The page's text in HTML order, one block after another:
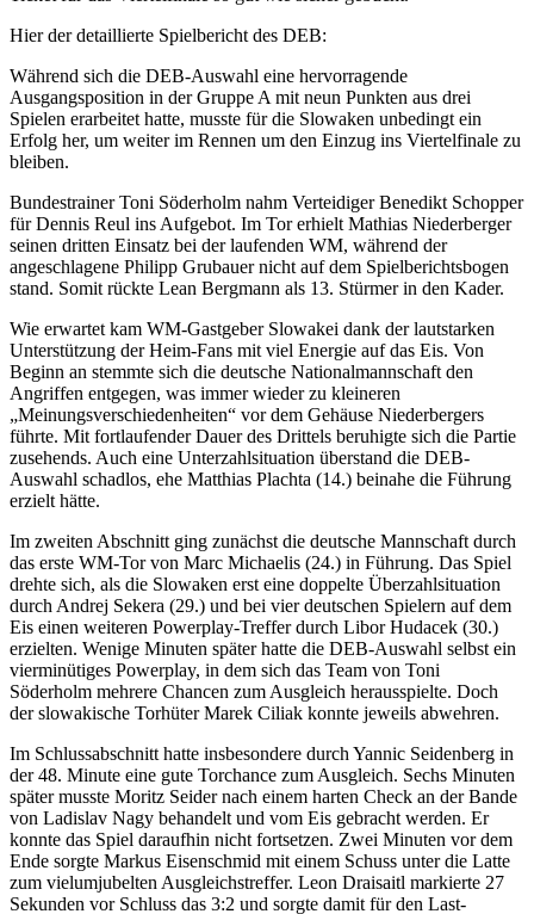
Hier der detaillierte Spielbericht des DEB:
Während sich die DEB-Auswahl eine hervorragende
Ausgangsposition in der Gruppe A mit neun Punkten aus drei
Spielen erarbeitet hatte, musste für die Slowaken unbedingt ein
Erfolg her, um weiter im Rennen um den Einzug ins Viertelfinale zu
bleiben.
Bundestrainer Toni Söderholm nahm Verteidiger Benedikt Schopper
für Dennis Reul ins Aufgebot. Im Tor erhielt Mathias Niederberger
seinen dritten Einsatz bei der laufenden WM, während der
angeschlagene Philipp Grubauer nicht auf dem Spielberichtsbogen
stand. Somit rückte Lean Bergmann als 13. Stürmer in den Kader.
Wie erwartet kam WM-Gastgeber Slowakei dank der lautstarken
Unterstützung der Heim-Fans mit viel Energie auf das Eis. Von
Beginn an stemmte sich die deutsche Nationalmannschaft den
Angriffen entgegen, was immer wieder zu kleineren
„Meinungsverschiedenheiten“ vor dem Gehäuse Niederbergers
führte. Mit fortlaufender Dauer des Drittels beruhigte sich die Partie
zusehends. Auch eine Unterzahlsituation überstand die DEB-
Auswahl schadlos, ehe Matthias Plachta (14.) beinahe die Führung
erzielt hätte.
Im zweiten Abschnitt ging zunächst die deutsche Mannschaft durch
das erste WM-Tor von Marc Michaelis (24.) in Führung. Das Spiel
drehte sich, als die Slowaken erst eine doppelte Überzahlsituation
durch Andrej Sekera (29.) und bei vier deutschen Spielern auf dem
Eis einen weiteren Powerplay-Treffer durch Libor Hudacek (30.)
erzielten. Wenige Minuten später hatte die DEB-Auswahl selbst ein
vierminütiges Powerplay, in dem sich das Team von Toni
Söderholm mehrere Chancen zum Ausgleich herausspielte. Doch
der slowakische Torhüter Marek Ciliak konnte jeweils abwehren.
Im Schlussabschnitt hatte insbesondere durch Yannic Seidenberg in
der 48. Minute eine gute Torchance zum Ausgleich. Sechs Minuten
später musste Moritz Seider nach einem harten Check an der Bande
von Ladislav Nagy behandelt und vom Eis gebracht werden. Er
konnte das Spiel daraufhin nicht fortsetzen. Zwei Minuten vor dem
Ende sorgte Markus Eisenschmid mit einem Schuss unter die Latte
zum vielumjubelten Ausgleichstreffer. Leon Draisaitl markierte 27
Sekunden vor Schluss das 3:2 und sorgte damit für den Last-